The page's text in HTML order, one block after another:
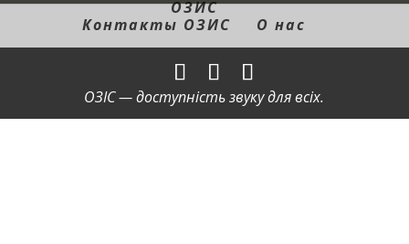
ОЗИС
Контакты ОЗИС
О нас
ОЗІС — доступність звуку для всіх.